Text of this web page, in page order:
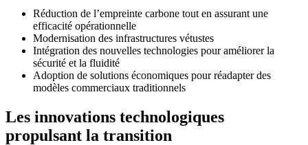
Réduction de l’empreinte carbone tout en assurant une
efficacité opérationnelle
Modernisation des infrastructures vétustes
Intégration des nouvelles technologies pour améliorer la
sécurité et la fluidité
Adoption de solutions économiques pour réadapter des
modèles commerciaux traditionnels
Les innovations technologiques
propulsant la transition